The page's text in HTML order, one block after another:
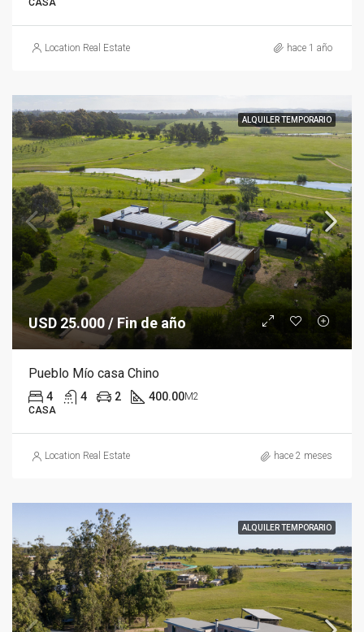
Location Real Estate hace 1 año
ALQUILER TEMPORARIO
USD 25.000 / Fin de año
Pueblo Mío casa Chino
4 4 2 400.00M2
CASA
Location Real Estate hace 2 meses
ALQUILER TEMPORARIO